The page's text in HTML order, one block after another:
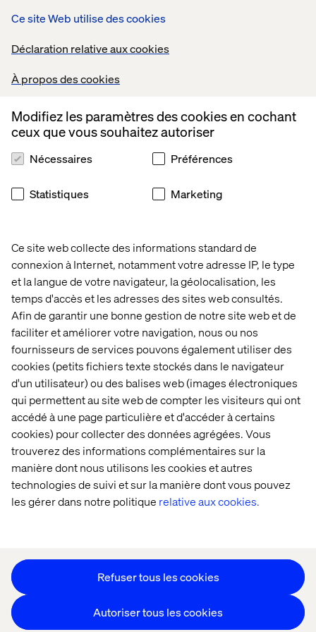
Ce site Web utilise des cookies
Déclaration relative aux cookies
À propos des cookies
Ce site web collecte des informations standard de
connexion à Internet, notamment votre adresse IP, le type
et la langue de votre navigateur, la géolocalisation, les
temps d'accès et les adresses des sites web consultés.
Afin de garantir une bonne gestion de notre site web et de
faciliter et améliorer votre navigation, nous ou nos
fournisseurs de services pouvons également utiliser des
cookies (petits fichiers texte stockés dans le navigateur
d'un utilisateur) ou des balises web (images électroniques
qui permettent au site web de compter les visiteurs qui ont
accédé à une page particulière et d'accéder à certains
cookies) pour collecter des données agrégées. Vous
trouverez des informations complémentaires sur la
manière dont nous utilisons les cookies et autres
technologies de suivi et sur la manière dont vous pouvez
les gérer dans notre politique relative aux cookies.
Modifiez les paramètres des cookies en cochant
ceux que vous souhaitez autoriser
Nécessaires Préférences
Statistiques Marketing
Refuser tous les cookies
Autoriser tous les cookies
Editor Page
Accueil
Qui sommes-nous
Nos bureaux
Collaborateurs
Déclaration sur les cookies
Déclaration de confidentialité
Mentions légales